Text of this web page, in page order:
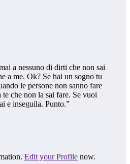
a nessuno di dirti che non sai
a me. Ok? Se hai un sogno tu
le persone non sanno fare
che non la sai fare. Se vuoi
e inseguila. Punto.”
Edit your Profile now.